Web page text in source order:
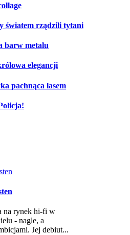
światem rządzili tytani
barw metalu
elegancji
pachnąca lasem
na rynek hi-fi w
- nagle, a
Jej debiut...